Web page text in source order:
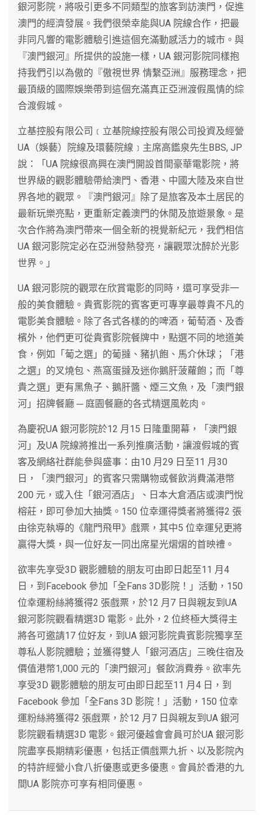
銀河影院，將吸引更多不同類型的旅客到訪澳門，促進
澳門的經濟發展。我們很榮幸能與UA 院線合作，把最
非同凡響的電影體驗引進這個充滿動感活力的城市。與
『澳門銀河』所提供的設施一樣，UA 銀河影院同樣抱
持我們引以為傲的『傲視世界 情繫亞洲』服務理念，把
最頂級的國際娛樂帶到這個充滿真正亞洲渡假風情的綜
合渡假城。
立基控股有限公司﹝立基院線控股有限公司投資及經營
UA（娛藝）院線及環藝院線﹞主席高鑑泉先生BBS, JP
說：「UA 院線很高興在澳門開設首間豪華電影院，將
世界級的觀影體驗帶給澳門、香港、中國大陸及來自世
界各地的觀眾。『澳門銀河』除了是旅客及本土居民的
最新玩樂亮點，更重新定義澳門的休閒及旅遊景象。是
次合作將為澳門帶來一個全新的視覺新紀元，我們相信
UA 銀河影院定必在亞洲發熱發亮，讓觀眾沈醉於光影
世界。」
UA 銀河影院的觀眾在欣賞電影的同時，還可享受非一
般的美食體驗。貴賓影院的賓客更可專享最尊貴不凡的
電影美食體驗。除了各式各樣的的啤酒，葡萄酒、及香
檳外，他們更可從貴賓影院餐牌中，點選不同的地道美
食，例如「葡之選」的葡撻、豬扒飽、馬介休球；「港
之選」的叉燒包、燕窩蛋撻及迷你鵝肝菠蘿飽；而「尊
貴之選」更有黑魚子、鵝肝醬、煙三文魚，及「澳門銀
河」招牌餐廳 ─ 庭園餐廳的各式精選風乾肉。
為慶祝UA 銀河影院於12 月15 日隆重開幕，「澳門銀
河」及UA 院線將推出一系列推廣活動，讓渡假城的賓
客及網絡社群能參與盛事：由10 月29 日至11 月30
日，「澳門銀河」的賓客只需購物或餐飲消費滿港幣
200 元，或入住「銀河酒店」、日本大倉酒店或澳門悅
榕莊，即可參加大抽獎。150 位幸運得獎者將獲得2 張
由徐克執導的《龍門飛甲》戲票，其中5 位幸運兒更將
贏得大獎，與一位好友一同出席星光熠熠的首映禮。
欲率先享受3D 觀影體驗的朋友可由即日起至11 月4
日，到Facebook 參加「全Fans 3D影院！」活動，150
位幸運粉絲將獲得2 張戲票，於12 月7 日與親友到UA
銀河影院觀看精選3D 電影。此外，2 位終極大獎得主
將各可邀請17 位好友，到UA 銀河影院貴賓影院獨享至
尊私人影院體驗；並獲得雙人「銀河酒店」三晚住宿及
價值港幣1,000 元的「澳門銀河」餐飲消費券。欲率先
享受3D 觀影體驗的朋友可由即日起至11 月4 日，到
Facebook 參加「全Fans 3D 影院！」活動，150 位幸
運粉絲將獲得2 張戲票，於12 月7 日與親友到UA 銀河
影院觀看精選3D 電影。銀河優越會會員可於UA 銀河影
院盡享長期精彩優惠，包括正價戲票九折、以及影院內
的特許經營小食八折優惠或更多優惠。會員於香港的九
間UA 影院亦可享有相同優惠。